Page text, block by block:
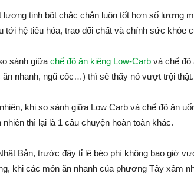
lượng tinh bột chắc chắn luôn tốt hơn số lượng
tới hệ tiêu hóa, trao đổi chất và chính sức khỏe
sánh giữa chế độ ăn kiêng Low-Carb và chế độ
ăn nhanh, ngũ cốc…) thì sẽ thấy nó vượt trội thật.
khi so sánh giữa Low Carb và chế độ ăn
nhiên thì lại là 1 câu chuyện hoàn toàn khác.
Bản, trước đây tỉ lệ béo phì không bao giờ
khi các món ăn nhanh của phương Tây xâm